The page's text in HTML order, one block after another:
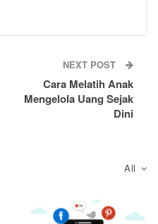
NEXT POST
Cara Melatih Anak
Mengelola Uang Sejak
Dini
All